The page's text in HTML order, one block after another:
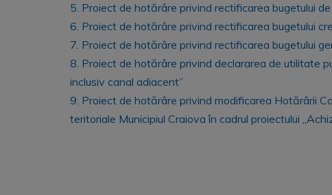
5. Proiect de hotărâre privind rectificarea bugetului
6. Proiect de hotărâre privind rectificarea bugetului
7. Proiect de hotărâre privind rectificarea bugetului
8. Proiect de hotărâre privind declararea de utilitate
inclusiv canal adiacent”
9. Proiect de hotărâre privind modificarea Hotărârii
teritoriale Municipiul Craiova în cadrul proiectului